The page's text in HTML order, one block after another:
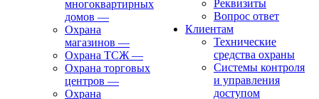
многоквартирных
домов —
Охрана
магазинов —
Охрана ТСЖ —
Охрана торговых
центров —
Охрана
Реквизиты
Вопрос ответ
Клиентам
Технические
средства охраны
Системы контроля
и управления
доступом